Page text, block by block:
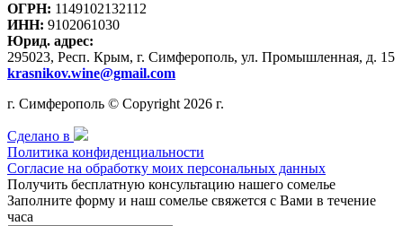
ОГРН: 1149102132112
ИНН: 9102061030
Юрид. адрес:
295023, Респ. Крым, г. Симферополь, ул. Промышленная, д. 15
krasnikov.wine@gmail.com
г. Симферополь © Copyright 2026 г.
Сделано в
Политика конфиденциальности
Согласие на обработку моих персональных данных
Получить бесплатную консультацию нашего сомелье
Заполните форму и наш сомелье свяжется с Вами в течение
часа